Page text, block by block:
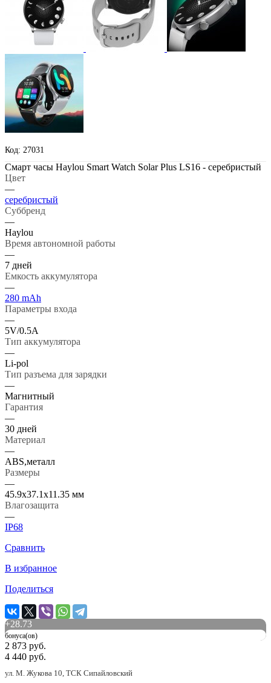
Код: 27031
Смарт часы Haylou Smart Watch Solar Plus LS16 - серебристый
Цвет
—
серебристый
Суббренд
—
Haylou
Время автономной работы
—
7 дней
Емкость аккумулятора
—
280 mAh
Параметры входа
—
5V/0.5А
Тип аккумулятора
—
Li-pol
Тип разъема для зарядки
—
Магнитный
Гарантия
—
30 дней
Материал
—
ABS,металл
Размеры
—
45.9х37.1х11.35 мм
Влагозащита
—
IP68
Сравнить
В избранное
Поделиться
+28.73
бонуса(ов)
2 873 руб.
4 440 руб.
ул. М. Жукова 10, ТСК Сипайловский